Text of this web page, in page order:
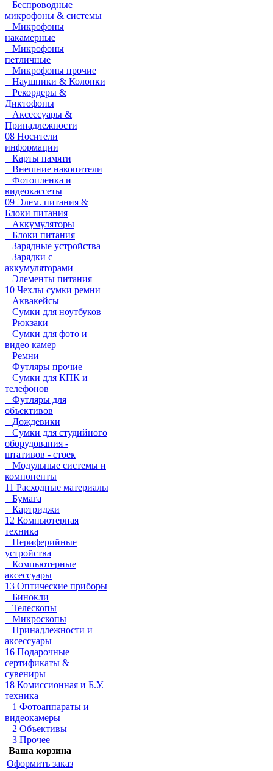
Беспроводные
микрофоны & системы
Микрофоны
накамерные
Микрофоны
петличные
Микрофоны прочие
Наушники & Колонки
Рекордеры &
Диктофоны
Аксессуары &
Принадлежности
08 Носители
информации
Карты памяти
Внешние накопители
Фотопленка и
видеокассеты
09 Элем. питания &
Блоки питания
Аккумуляторы
Блоки питания
Зарядные устройства
Зарядки с
аккумуляторами
Элементы питания
10 Чехлы сумки ремни
Аквакейсы
Сумки для ноутбуков
Рюкзаки
Сумки для фото и
видео камер
Ремни
Футляры прочие
Сумки для КПК и
телефонов
Футляры для
объективов
Дождевики
Сумки для студийного
оборудования -
штативов - стоек
Модульные системы и
компоненты
11 Расходные материалы
Бумага
Картриджи
12 Компьютерная
техника
Периферийные
устройства
Компьютерные
аксессуары
13 Оптические приборы
Бинокли
Телескопы
Микроскопы
Принадлежности и
аксессуары
16 Подарочные
сертификаты &
сувениры
18 Комиссионная и Б.У.
техника
1 Фотоаппараты и
видеокамеры
2 Объективы
3 Прочее
Ваша корзина
Оформить заказ